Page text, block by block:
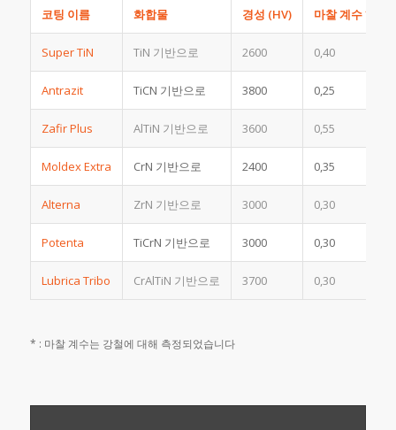
코팅 이름 화합물 경성 (HV) 마찰 계수 *
Super TiN TiN 기반으로 2600 0,40
Antrazit TiCN 기반으로 3800 0,25
Zafir Plus AlTiN 기반으로 3600 0,55
Moldex Extra CrN 기반으로 2400 0,35
Alterna ZrN 기반으로 3000 0,30
Potenta TiCrN 기반으로 3000 0,30
Lubrica Tribo CrAlTiN 기반으로 3700 0,30
* : 마찰 계수는 강철에 대해 측정되었습니다